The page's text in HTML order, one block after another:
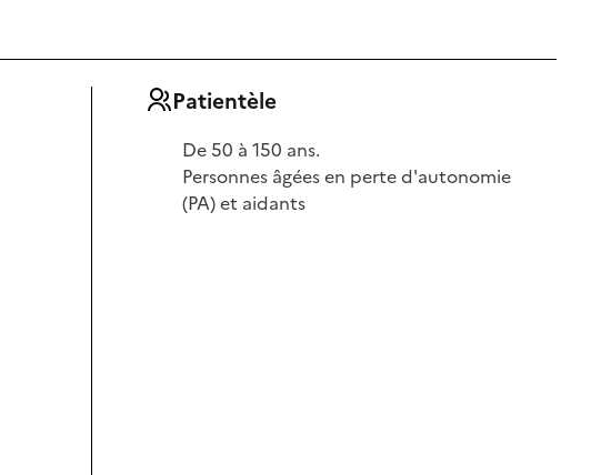
Patientèle
De 50 à 150 ans.
Personnes âgées en perte d'autonomie
(PA) et aidants